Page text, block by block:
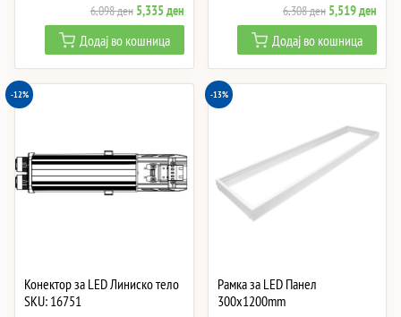
6,098ден Original
price
was:
6,098 ден.
5,335денCurrent
price
is:
5,335 ден.
Додај во кошница
6,308ден Original
price
was:
6,308 ден.
5,519ден
price
is:
Додај во кошница
-12%
Конектор за LED Линиско тело
SKU: 16751
-13%
Рамка за LED Панел
300x1200mm